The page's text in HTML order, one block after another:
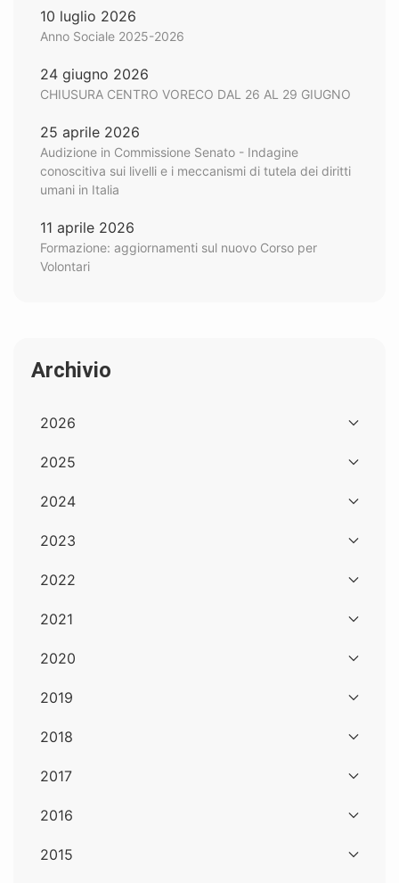
10 luglio 2026
Anno Sociale 2025-2026
24 giugno 2026
CHIUSURA CENTRO VORECO DAL 26 AL 29 GIUGNO
25 aprile 2026
Audizione in Commissione Senato - Indagine
conoscitiva sui livelli e i meccanismi di tutela dei diritti
umani in Italia
11 aprile 2026
Formazione: aggiornamenti sul nuovo Corso per
Volontari
Archivio
2026
2025
2024
2023
2022
2021
2020
2019
2018
2017
2016
2015